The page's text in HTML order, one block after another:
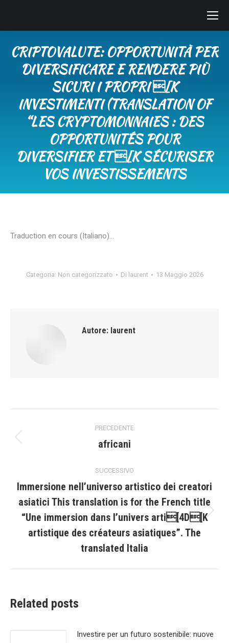
CRIPTOVALUTE: OPPORTUNITÀ PER
DIVERSIFICARE E RENDERE PIÙ
SICURI I PROPRI [K
INVESTIMENTI (TRANSLATION OF
“LES CRYPTOMONNAIES : DES
OPPORTUNITÉS POUR
DIVERSIFIER ET [K SÉCURISER
VOS INVESTISSEMENTS
Traduction en cours (Italiano)…
Categoria: Non categorizzato Di laurent 13 Maggio 2026
Autore: laurent
tra
post
PRECEDENTE
Post
africani
SUCCESSIVO
Prossimo
post:
Immersione nell’universo artistico dei creatori
asiatici This translation is for the French title
“Une immersion dans l’univers arti[4D[K
artistique des créateurs asiatiques”. The
translated Italia
Related posts
Investire per un futuro sostenibile: nuove